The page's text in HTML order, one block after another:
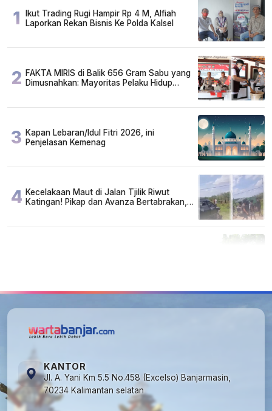
1
Ikut Trading Rugi Hampir Rp 4 M, Alfiah
Laporkan Rekan Bisnis Ke Polda Kalsel
2 FAKTA MIRIS di Balik 656 Gram Sabu yang
Dimusnahkan: Mayoritas Pelaku Hidup
3 Kapan Lebaran/Idul Fitri 2026, ini
Penjelasan Kemenag
4 Kecelakaan Maut di Jalan Tjilik Riwut
Katingan! Pikap dan Avanza Bertabrakan,
KANTOR
Jl. A. Yani Km 5.5 No.458 (Excelso) Banjarmasin,
70234 Kalimantan selatan